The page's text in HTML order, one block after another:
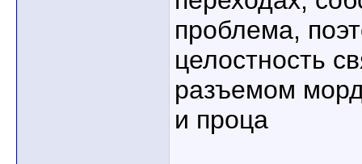
проблема,
целостность
разъемом
и проца